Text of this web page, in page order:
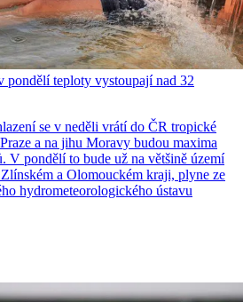
pondělí teploty vystoupají nad 32
se v neděli vrátí do ČR tropické
a na jihu Moravy budou maxima
V pondělí to bude už na většině území
a Olomouckém kraji, plyne ze
hydrometeorologického ústavu